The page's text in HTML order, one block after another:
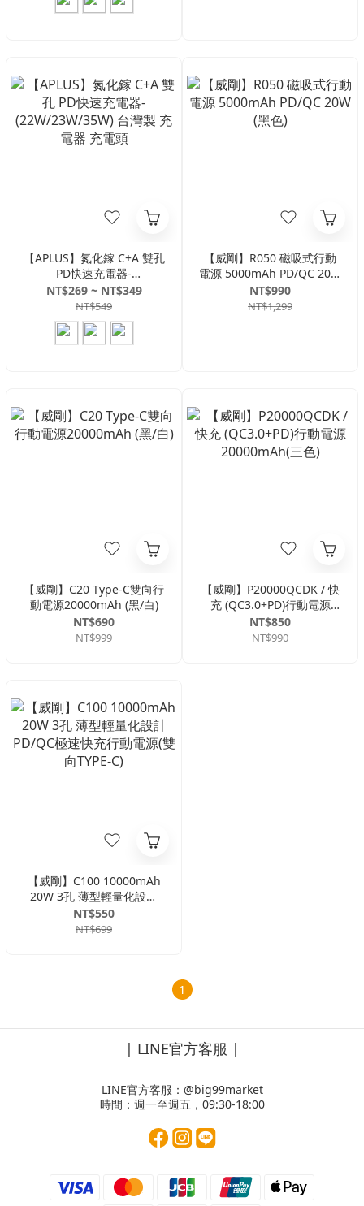
【APLUS】氮化鎵 C+A 雙孔
PD快速充電器-
(22W/23W/35W) 台灣製 充
電器 充電頭
NT$269 ~ NT$349
NT$549
【威剛】R050 磁吸式行動
電源 5000mAh PD/QC 20W
(黑色)
NT$990
NT$1,299
【威剛】C20 Type-C雙向行
動電源20000mAh (黑/白)
NT$690
NT$999
【威剛】P20000QCDK / 快
充 (QC3.0+PD)行動電源
20000mAh(三色)
NT$850
NT$990
【威剛】C100 10000mAh
20W 3孔 薄型輕量化設計
PD/QC極速快充行動電源(雙
向TYPE-C)
NT$550
NT$699
1
| LINE官方客服 |
LINE官方客服： @big99market
時間：週一至週五，09:30-18:00